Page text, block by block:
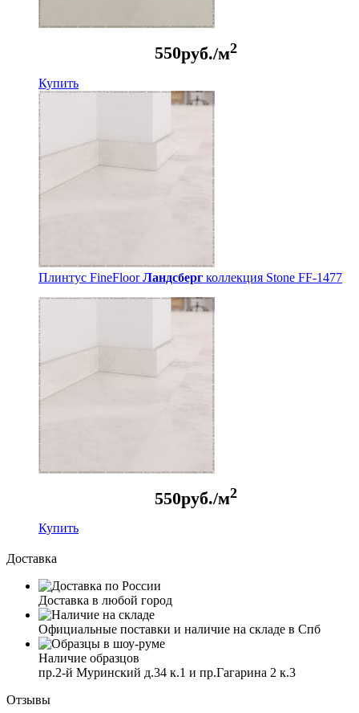
550руб./м2
Купить
Плинтус FineFloorЛандсберг коллекция Stone FF-1477
550руб./м2
Купить
Доставка
Доставка в любой город
Официальные поставки и наличие на складе в Спб
Наличие образцов
пр.2-й Муринский д.34 к.1 и пр.Гагарина 2 к.3
Отзывы